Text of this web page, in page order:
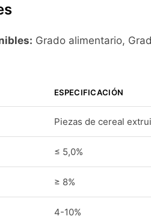
Grado alimentario,
ESPECIFICACIÓN
Piezas de cereal
≤ 5,0%
≥ 8%
4-10%